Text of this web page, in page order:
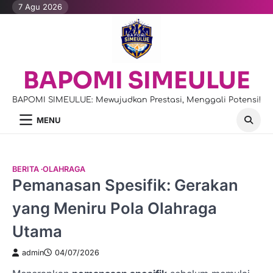
Skip7 Agu 2026
BAPOMI SIMEULUE
BAPOMI SIMEULUE: Mewujudkan Prestasi, Menggali Potensi!
MENU
BERITA OLAHRAGA
Pemanasan Spesifik: Gerakan
yang Meniru Pola Olahraga
Utama
admin 04/07/2026